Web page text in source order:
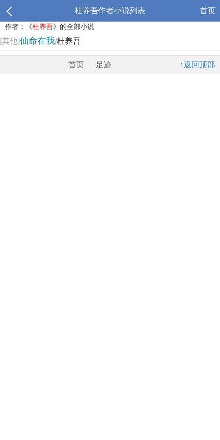
杜养吾作者小说列表 首页
作者：《杜养吾》的全部小说
[其他]仙命在我/杜养吾
↑返回顶部
首页 足迹